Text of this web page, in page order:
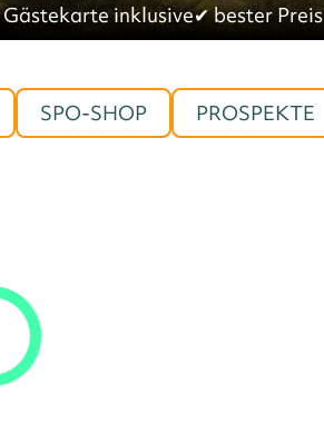
Gästekarte inklusive✔︎bester Preis
SPO-SHOP PROSPEKTE